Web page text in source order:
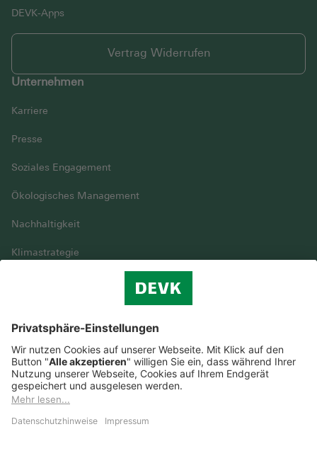
DEVK-Apps
Vertrag Widerrufen
Unternehmen
Karriere
Presse
Soziales Engagement
Ökologisches Management
Nachhaltigkeit
Klimastrategie
Streitbeilegung
Nutzungshinweise
EU-Transparenzverordnung
Cookie-Einstellungen
Barrierefreiheit